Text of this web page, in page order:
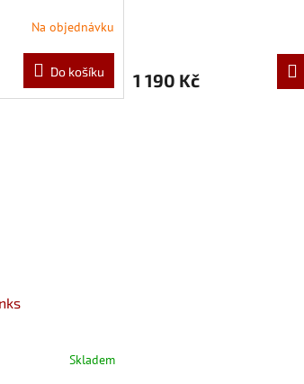
Na objednávku
Do košíku 1 190 Kč
Skladem